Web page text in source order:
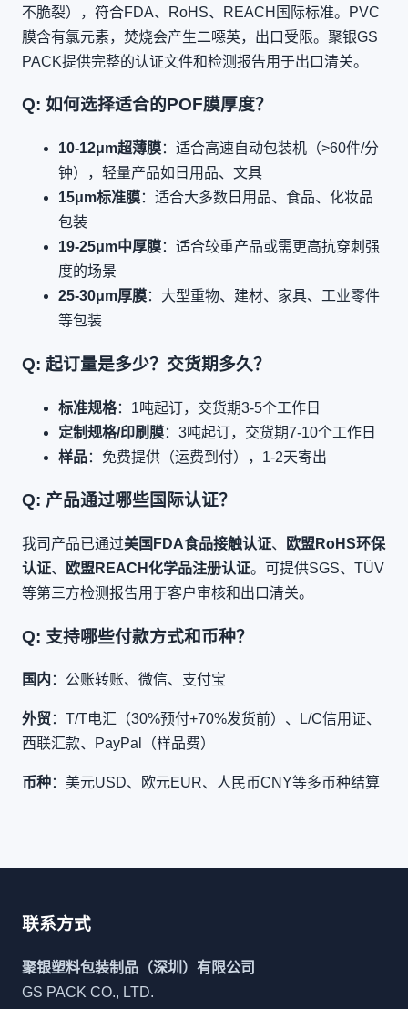
不脆裂），符合FDA、RoHS、REACH国际标准。PVC
膜含有氯元素，焚烧会产生二噁英，出口受限。聚银GS
PACK提供完整的认证文件和检测报告用于出口清关。
Q: 如何选择适合的POF膜厚度？
10-12μm超薄膜：适合高速自动包装机（>60件/分
钟），轻量产品如日用品、文具
15μm标准膜：适合大多数日用品、食品、化妆品
包装
19-25μm中厚膜：适合较重产品或需更高抗穿刺强
度的场景
25-30μm厚膜：大型重物、建材、家具、工业零件
等包装
Q: 起订量是多少？交货期多久？
标准规格：1吨起订，交货期3-5个工作日
定制规格/印刷膜：3吨起订，交货期7-10个工作日
样品：免费提供（运费到付），1-2天寄出
Q: 产品通过哪些国际认证？
我司产品已通过美国FDA食品接触认证、
欧盟RoHS环保
认证、 欧盟REACH化学品注册认证。可提供SGS、TÜV
等第三方检测报告用于客户审核和出口清关。
Q: 支持哪些付款方式和币种？
国内 ：公账转账、微信、支付宝
外贸 ：T/T电汇（30%预付+70%发货前）、L/C信用证、
西联汇款、PayPal（样品费）
币种：美元USD、欧元EUR、人民币CNY等多币种结算
联系方式
聚银塑料包装制品（深圳）有限公司
GS PACK CO., LTD.